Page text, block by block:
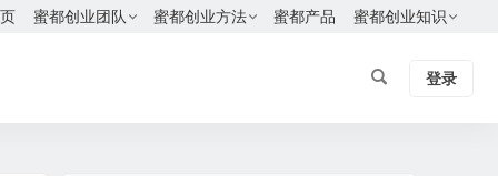
蜜都创业团队 蜜都创业方法 蜜都产品 蜜都创业知识
登录